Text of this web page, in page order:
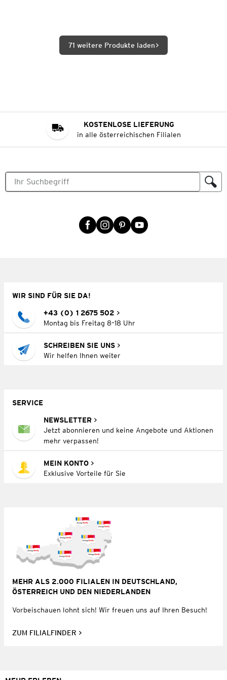
71 weitere Produkte laden
KOSTENLOSE LIEFERUNG
in alle österreichischen Filialen
WIR SIND FÜR SIE DA!
+43 (0) 1 2675 502
Montag bis Freitag 8–18 Uhr
SCHREIBEN SIE UNS
Wir helfen Ihnen weiter
SERVICE
NEWSLETTER
Jetzt abonnieren und keine Angebote und Aktionen
mehr verpassen!
MEIN KONTO
Exklusive Vorteile für Sie
MEHR ALS 2.000 FILIALEN IN DEUTSCHLAND,
ÖSTERREICH UND DEN NIEDERLANDEN
Vorbeischauen lohnt sich! Wir freuen uns auf Ihren Besuch!
ZUM FILIALFINDER